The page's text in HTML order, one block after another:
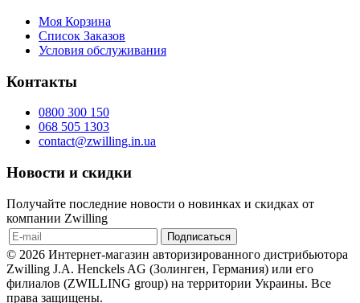
Моя Корзина
Список Заказов
Условия обслуживания
Контакты
0800 300 150
068 505 1303
contact@zwilling.in.ua
Новости и скидки
Получайте последние новости о новинках и скидках от
компании Zwilling
© 2026 Интернет-магазин авторизированного дистрибьютора
Zwilling J.A. Henckels AG (Золинген, Германия) или его
филиалов (ZWILLING group) на территории Украины. Все
права защищены.